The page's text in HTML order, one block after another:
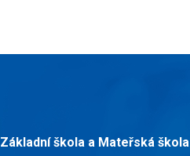
Základní škola a Mateřská škola